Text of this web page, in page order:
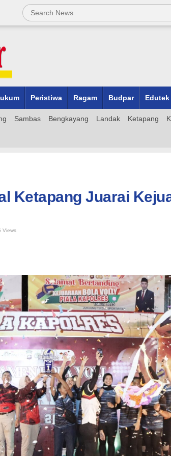
Peristiwa Ragam Budpar Edutek
Sambas Bengkayang Landak Ketapang
Ketapang Juarai
Views